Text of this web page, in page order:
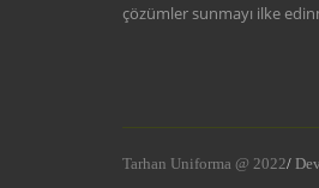
çözümler sunmayı ilke
Tarhan Uniforma @ 2022/